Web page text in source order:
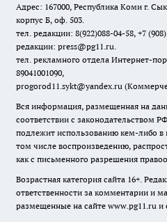
Адрес: 167000, Республика Коми г.
корпус Б, оф. 503.
тел. редакции: 8(922)088-04-58, +7
редакции: press@pg11.ru.
тел. рекламного отдела Интернет-
89041001090,
progorod11.sykt@yandex.ru
Вся информация, размещенная на
соответствии с законодательством
подлежит использованию кем-либо
том числе воспроизведению,
как с письменного разрешения
Возрастная категория сайта 16+.
ответственности за комментарии и
размещенные на сайте www.pg11.ru и